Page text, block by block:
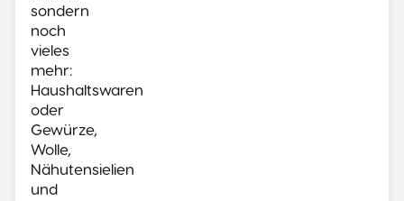
sondern
noch
vieles
mehr:
Haushaltswaren
oder
Gewürze,
Wolle,
Nähutensielien
und